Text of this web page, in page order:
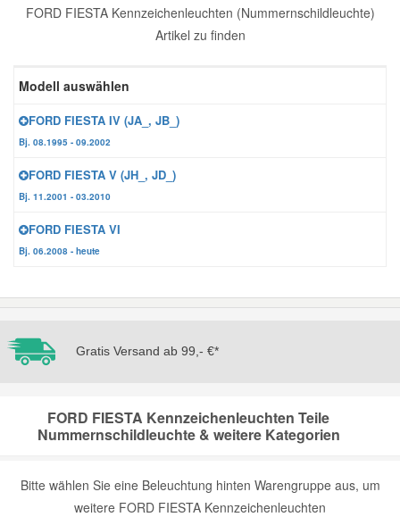
FORD FIESTA Kennzeichenleuchten (Nummernschildleuchte)
Artikel zu finden
Modell auswählen
FORD FIESTA IV (JA_, JB_)
Bj. 08.1995 - 09.2002
FORD FIESTA V (JH_, JD_)
Bj. 11.2001 - 03.2010
FORD FIESTA VI
Bj. 06.2008 - heute
Gratis Versand ab 99,- €*
FORD FIESTA Kennzeichenleuchten Teile
Nummernschildleuchte & weitere Kategorien
Bitte wählen Sie eine Beleuchtung hinten Warengruppe aus, um
weitere FORD FIESTA Kennzeichenleuchten
Scheibenreinigung
Zündanlage und Glühanlage
Reparatur-Zubehör
Karosserie Werkzeug
Schlüsselgehäuse
Werkstattbedarf
Winter-Autozubehör
Daewoo Ersatzteile
Daihatsu Ersatzteile
Dodge Ersatzteile
Honda Ersatzteile
Hyundai Ersatzteile
Kia Ersatzteile
Mazda Ersatzteile
Mercedes Ersatzteile